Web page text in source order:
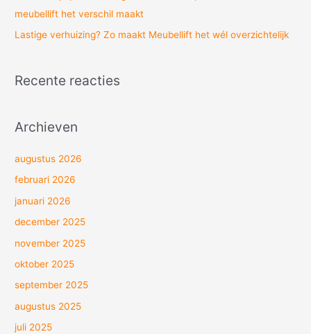
meubellift het verschil maakt
Lastige verhuizing? Zo maakt Meubellift het wél overzichtelijk
Recente reacties
Archieven
augustus 2026
februari 2026
januari 2026
december 2025
november 2025
oktober 2025
september 2025
augustus 2025
juli 2025